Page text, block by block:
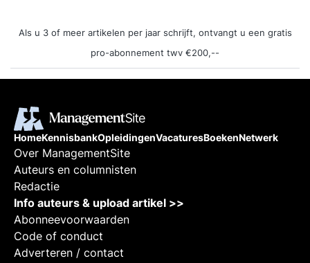
Als u 3 of meer artikelen per jaar schrijft, ontvangt u een gratis
pro-abonnement twv €200,--
HomeKennisbankOpleidingenVacaturesBoekenNetwerk
Over ManagementSite
Auteurs en columnisten
Redactie
Info auteurs & upload artikel >>
Abonneevoorwaarden
Code of conduct
Adverteren / contact